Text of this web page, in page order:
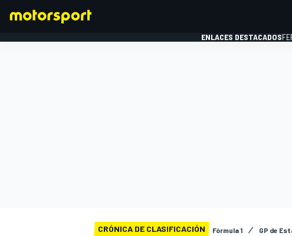
ENLACES DESTACADOS
CRÓNICA DE CLASIFICACIÓN Fórmula 1 GP de